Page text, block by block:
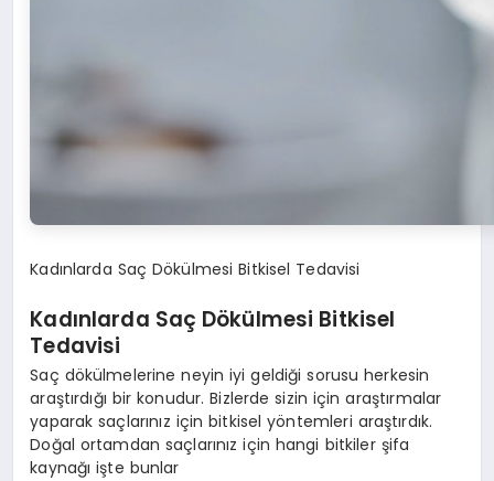
Kadınlarda Saç Dökülmesi Bitkisel Tedavisi
Kadınlarda Saç Dökülmesi Bitkisel
Tedavisi
Saç dökülmelerine neyin iyi geldiği sorusu herkesin
araştırdığı bir konudur. Bizlerde sizin için araştırmalar
yaparak saçlarınız için bitkisel yöntemleri araştırdık.
Doğal ortamdan saçlarınız için hangi bitkiler şifa
kaynağı işte bunlar